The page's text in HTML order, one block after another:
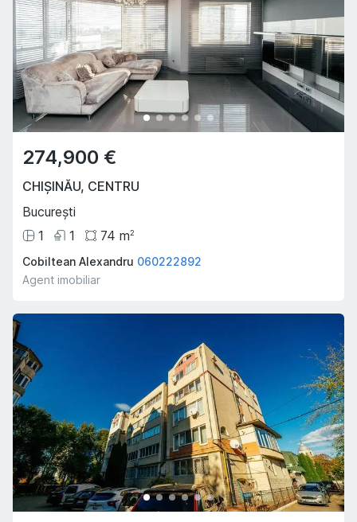
274,900 €
CHIȘINĂU, CENTRU
București
1
1 74 m2
Cobiltean Alexandru 060222892
Agent imobiliar